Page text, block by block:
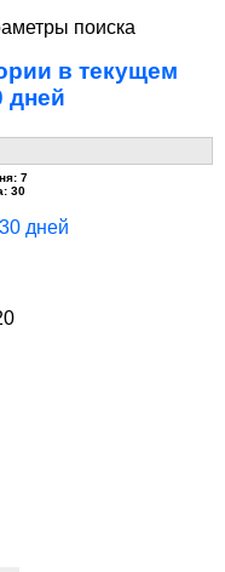
поиска
в текущем
дней
7
30
30 дней